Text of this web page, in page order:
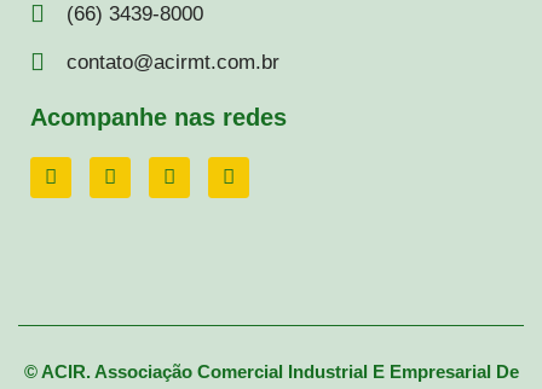
(66) 3439-8000
contato@acirmt.com.br
Acompanhe nas redes
© ACIR. Associação Comercial Industrial E Empresarial De